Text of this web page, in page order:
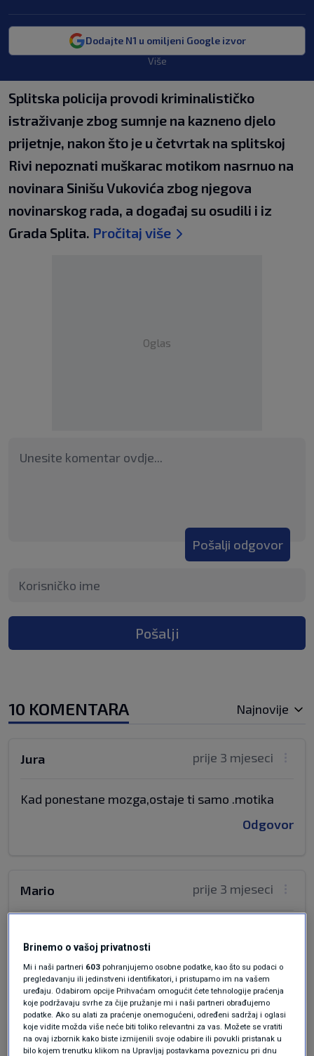
Dodajte N1 u omiljeni Google izvor
Više
Splitska policija provodi kriminalističko
istraživanje zbog sumnje na kazneno djelo
prijetnje, nakon što je u četvrtak na splitskoj
Rivi nepoznati muškarac motikom nasrnuo na
novinara Sinišu Vukovića zbog njegova
novinarskog rada, a događaj su osudili i iz
Grada Splita. Pročitaj više
Oglas
Pošalji odgovor
Pošalji
10 KOMENTARA Najnovije
prije 3 mjeseci
Jura
Kad ponestane mozga,ostaje ti samo .motika
Odgovor
prije 3 mjeseci
Mario
kuži, a skužit će. Evolucija čini svoje.
Odgovor
prije 4 mjeseci
stragari
Brinemo o vašoj privatnosti
Mi i naši partneri 603 pohranjujemo osobne podatke, kao što su podaci o
pregledavanju ili jedinstveni identifikatori, i pristupamo im na vašem
uređaju. Odabirom opcije Prihvaćam omogućit ćete tehnologije praćenja
koje podržavaju svrhe za čije pružanje mi i naši partneri obrađujemo
podatke. Ako su alati za praćenje onemogućeni, određeni sadržaj i oglasi
koje vidite možda više neće biti toliko relevantni za vas. Možete se vratiti
na ovaj izbornik kako biste izmijenili svoje odabire ili povukli pristanak u
bilo kojem trenutku klikom na Upravljaj postavkama poveznicu pri dnu